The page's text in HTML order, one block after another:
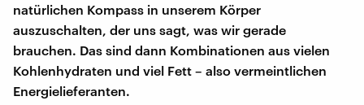
natürlichen Kompass in unserem Körper
auszuschalten, der uns sagt, was wir gerade
brauchen. Das sind dann Kombinationen aus vielen
Kohlenhydraten und viel Fett – also vermeintlichen
Energielieferanten.